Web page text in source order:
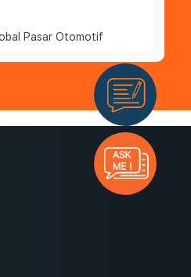
Pasar Otomotif